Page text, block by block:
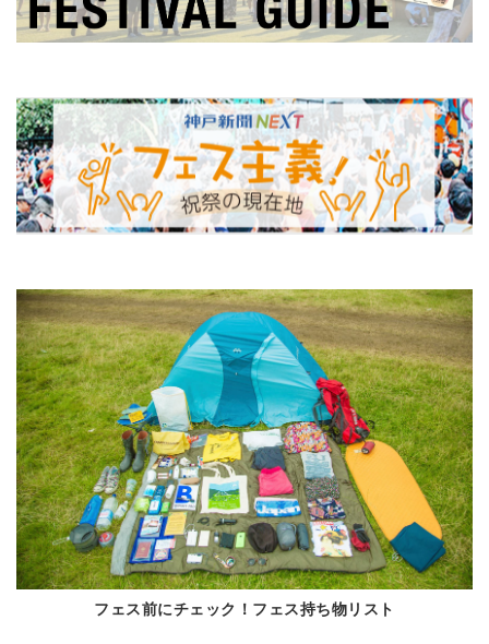
フェス前にチェック！フェス持ち物リスト